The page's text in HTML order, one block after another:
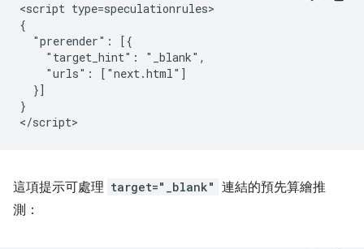
<script type=speculationrules>
{
  "prerender": [{
    "target_hint": "_blank",
    "urls": ["next.html"]
  }]
}
這項提示可處理 target="_blank" 連結的預先算繪推
測：